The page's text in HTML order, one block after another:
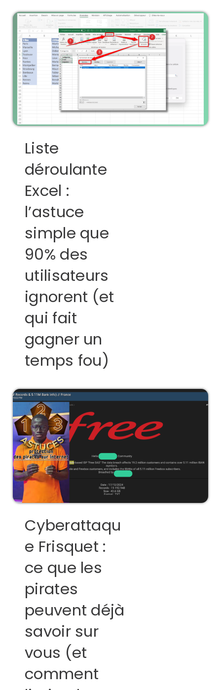
Liste
déroulante
Excel :
l’astuce
simple que
90% des
utilisateurs
ignorent (et
qui fait
gagner un
temps fou)
Cyberattaqu
e Frisquet :
ce que les
pirates
peuvent déjà
savoir sur
vous (et
comment